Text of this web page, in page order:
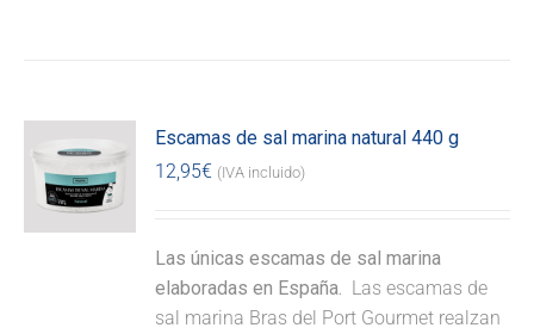
Escamas de sal marina natural 440 g
12,95€ (IVA incluido)
Las únicas escamas de sal marina
elaboradas en España. Las escamas de
sal marina Bras del Port Gourmet realzan